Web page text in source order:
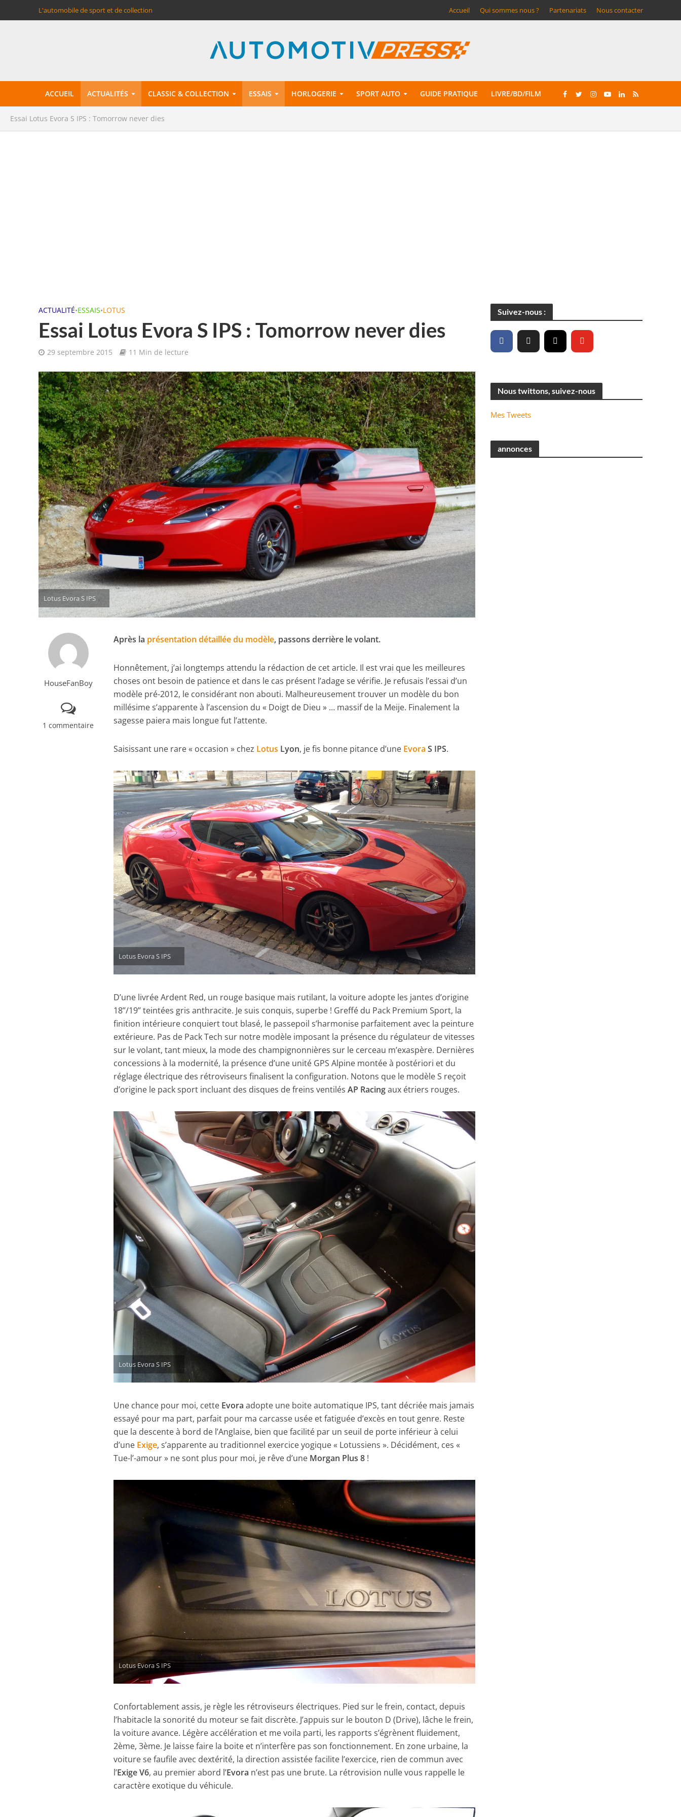
L'automobile de sport et de collection Accueil Qui sommes nous ? Partenariats Nous contacter
ACCUEIL ACTUALITÉS CLASSIC & COLLECTION ESSAIS HORLOGERIE SPORT AUTO GUIDE PRATIQUE LIVRE/BD/FILM
Essai Lotus Evora S IPS : Tomorrow never dies
ACTUALITÉ•ESSAIS•LOTUS
Essai Lotus Evora S IPS : Tomorrow never dies
29 septembre 2015 11 Min de lecture
Lotus Evora S IPS
HouseFanBoy
1 commentaire
Après la présentation détaillée du modèle, passons derrière le volant.
Honnêtement, j’ai longtemps attendu la rédaction de cet article. Il est vrai que les meilleures
choses ont besoin de patience et dans le cas présent l’adage se vérifie. Je refusais l’essai d’un
modèle pré-2012, le considérant non abouti. Malheureusement trouver un modèle du bon
millésime s’apparente à l’ascension du « Doigt de Dieu » … massif de la Meije. Finalement la
sagesse paiera mais longue fut l’attente.
Saisissant une rare « occasion » chez Lotus Lyon, je fis bonne pitance d’une Evora S IPS.
Lotus Evora S IPS
D’une livrée Ardent Red, un rouge basique mais rutilant, la voiture adopte les jantes d’origine
18’’/19’’ teintées gris anthracite. Je suis conquis, superbe ! Greffé du Pack Premium Sport, la
finition intérieure conquiert tout blasé, le passepoil s’harmonise parfaitement avec la peinture
extérieure. Pas de Pack Tech sur notre modèle imposant la présence du régulateur de vitesses
sur le volant, tant mieux, la mode des champignonnières sur le cerceau m’exaspère. Dernières
concessions à la modernité, la présence d’une unité GPS Alpine montée à postériori et du
réglage électrique des rétroviseurs finalisent la configuration. Notons que le modèle S reçoit
d’origine le pack sport incluant des disques de freins ventilésAP Racingaux étriers rouges.
Lotus Evora S IPS
Une chance pour moi, cette Evora adopte une boite automatique IPS, tant décriée mais jamais
essayé pour ma part, parfait pour ma carcasse usée et fatiguée d’excès en tout genre. Reste
que la descente à bord de l’Anglaise, bien que facilité par un seuil de porte inférieur à celui
d’une Exige, s’apparente au traditionnel exercice yogique « Lotussiens ». Décidément, ces «
Tue-l’-amour » ne sont plus pour moi, je rêve d’une Morgan Plus 8 !
Lotus Evora S IPS
Confortablement assis, je règle les rétroviseurs électriques. Pied sur le frein, contact, depuis
l’habitacle la sonorité du moteur se fait discrète. J’appuis sur le bouton D (Drive), lâche le frein,
la voiture avance. Légère accélération et me voila parti, les rapports s’égrènent fluidement,
2ème, 3ème. Je laisse faire la boite et n’interfère pas son fonctionnement. En zone urbaine, la
voiture se faufile avec dextérité, la direction assistée facilite l’exercice, rien de commun avec
l’Exige V6, au premier abord l’Evora n’est pas une brute. La rétrovision nulle vous rappelle le
caractère exotique du véhicule.
Suivez-nous :
Nous twittons, suivez-nous
Mes Tweets
annonces